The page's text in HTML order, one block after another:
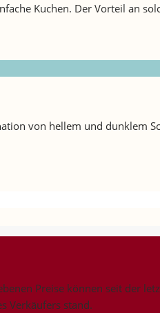
Kuchen. Der Vorteil an
von hellem und dunklem
Preise können seit der
Verkäufers stand.